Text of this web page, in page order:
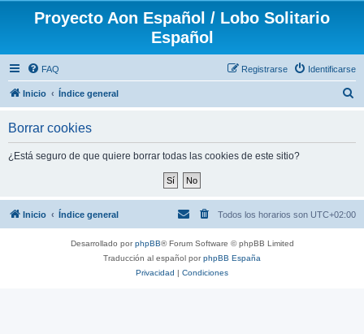
Proyecto Aon Español / Lobo Solitario
Español
FAQ Identificarse
Registrarse
Inicio Índice general
Borrar cookies
¿Está seguro de que quiere borrar todas las cookies de este sitio?
Inicio Índice general Todos los horarios son UTC+02:00
Desarrollado porphpBB® Forum Software © phpBB Limited
Traducción al español porphpBB España
Privacidad | Condiciones